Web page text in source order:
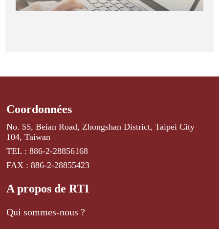
Coordonnées
No. 55, Beian Road, Zhongshan District, Taipei City
104, Taiwan
TEL : 886-2-28856168
FAX : 886-2-28855423
A propos de RTI
Qui sommes-nous ?